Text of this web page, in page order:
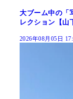
大ブーム中の「
レクション【山
2026年08月05日